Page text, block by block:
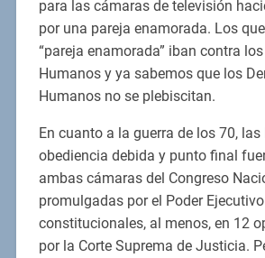
para las cámaras de televisión
por una pareja enamorada. Los
“pareja enamorada” iban contra
Humanos y ya sabemos que los
Humanos no se plebiscitan.
En cuanto a la guerra de los 70, las
obediencia debida y punto final
ambas cámaras del Congreso
promulgadas por el Poder
constitucionales, al menos, en 12
por la Corte Suprema de Justicia.